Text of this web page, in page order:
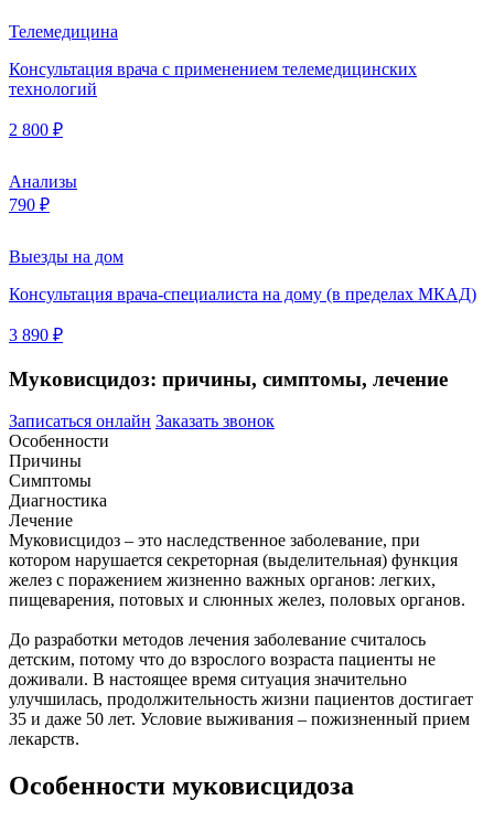
Телемедицина
Консультация врача с применением телемедицинских
технологий
2 800 ₽
Анализы
790 ₽
Выезды на дом
Консультация врача-специалиста на дому (в пределах МКАД)
3 890 ₽
Муковисцидоз: причины, симптомы, лечение
Записаться онлайн Заказать звонок
Особенности
Причины
Симптомы
Диагностика
Лечение
Муковисцидоз – это наследственное заболевание, при
котором нарушается секреторная (выделительная) функция
желез с поражением жизненно важных органов: легких,
пищеварения, потовых и слюнных желез, половых органов.
До разработки методов лечения заболевание считалось
детским, потому что до взрослого возраста пациенты не
доживали. В настоящее время ситуация значительно
улучшилась, продолжительность жизни пациентов достигает
35 и даже 50 лет. Условие выживания – пожизненный прием
лекарств.
Особенности муковисцидоза